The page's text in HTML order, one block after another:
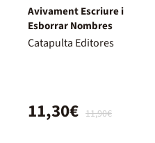
Avivament Escriure i
Esborrar Nombres
Catapulta Editores
11,90€
11,30€